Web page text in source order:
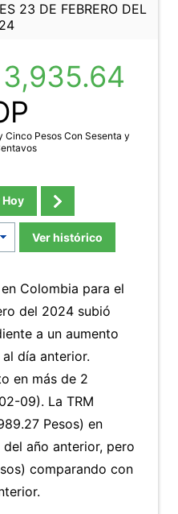
23 DE FEBRERO DEL
3,935.64
Pesos Con Sesenta y
Hoy
Ver histórico
Colombia para el
del 2024 subió
a un aumento
día anterior.
en más de 2
09). La TRM
Pesos) en
año anterior, pero
comparando con